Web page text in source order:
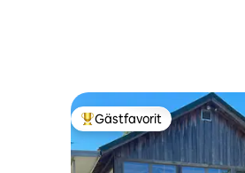
Populär gästfavorit
Gästfavorit